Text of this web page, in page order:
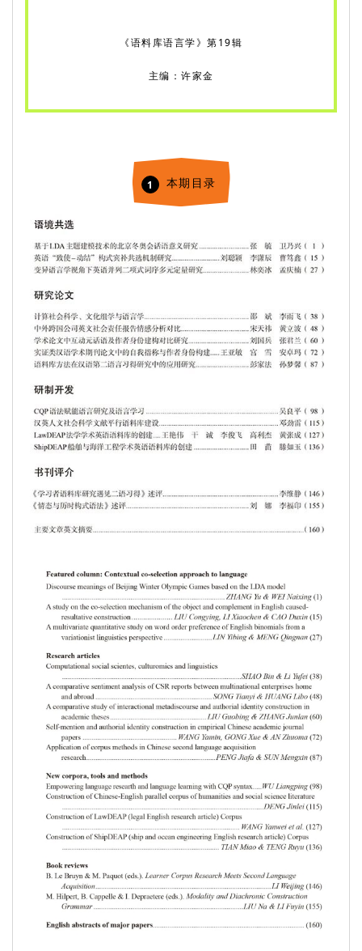
《语料库语言学》第19辑
主编：许家金
1 本期目录